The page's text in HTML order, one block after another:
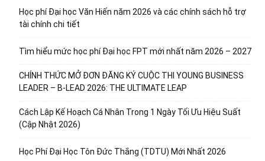
Học phí Đại học Văn Hiến năm 2026 và các chính sách hỗ trợ
tài chính chi tiết
Tìm hiểu mức học phí Đại học FPT mới nhất năm 2026 – 2027
CHÍNH THỨC MỞ ĐƠN ĐĂNG KÝ CUỘC THI YOUNG BUSINESS
LEADER – B-LEAD 2026: THE ULTIMATE LEAP
Cách Lập Kế Hoạch Cá Nhân Trong 1 Ngày Tối Ưu Hiệu Suất
(Cập Nhật 2026)
Học Phí Đại Học Tôn Đức Thắng (TDTU) Mới Nhất 2026